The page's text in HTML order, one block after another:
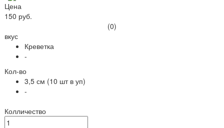
Цена
150 руб.
(0)
вкус
Креветка
-
Кол-во
3,5 см (10 шт в уп)
-
Колличество